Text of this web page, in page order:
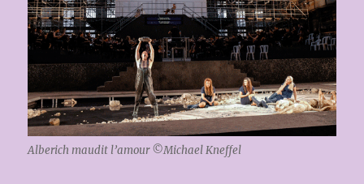
Alberich maudit l’amour ©Michael Kneffel